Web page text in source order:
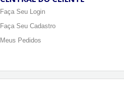
Faça Seu Login
Faça Seu Cadastro
Meus Pedidos